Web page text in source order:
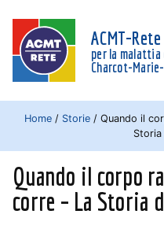
ACMT-Rete
per la malattia
Charcot-
Home/ Storie/ Quando il
Storia
Quando il corpo
corre – La Storia